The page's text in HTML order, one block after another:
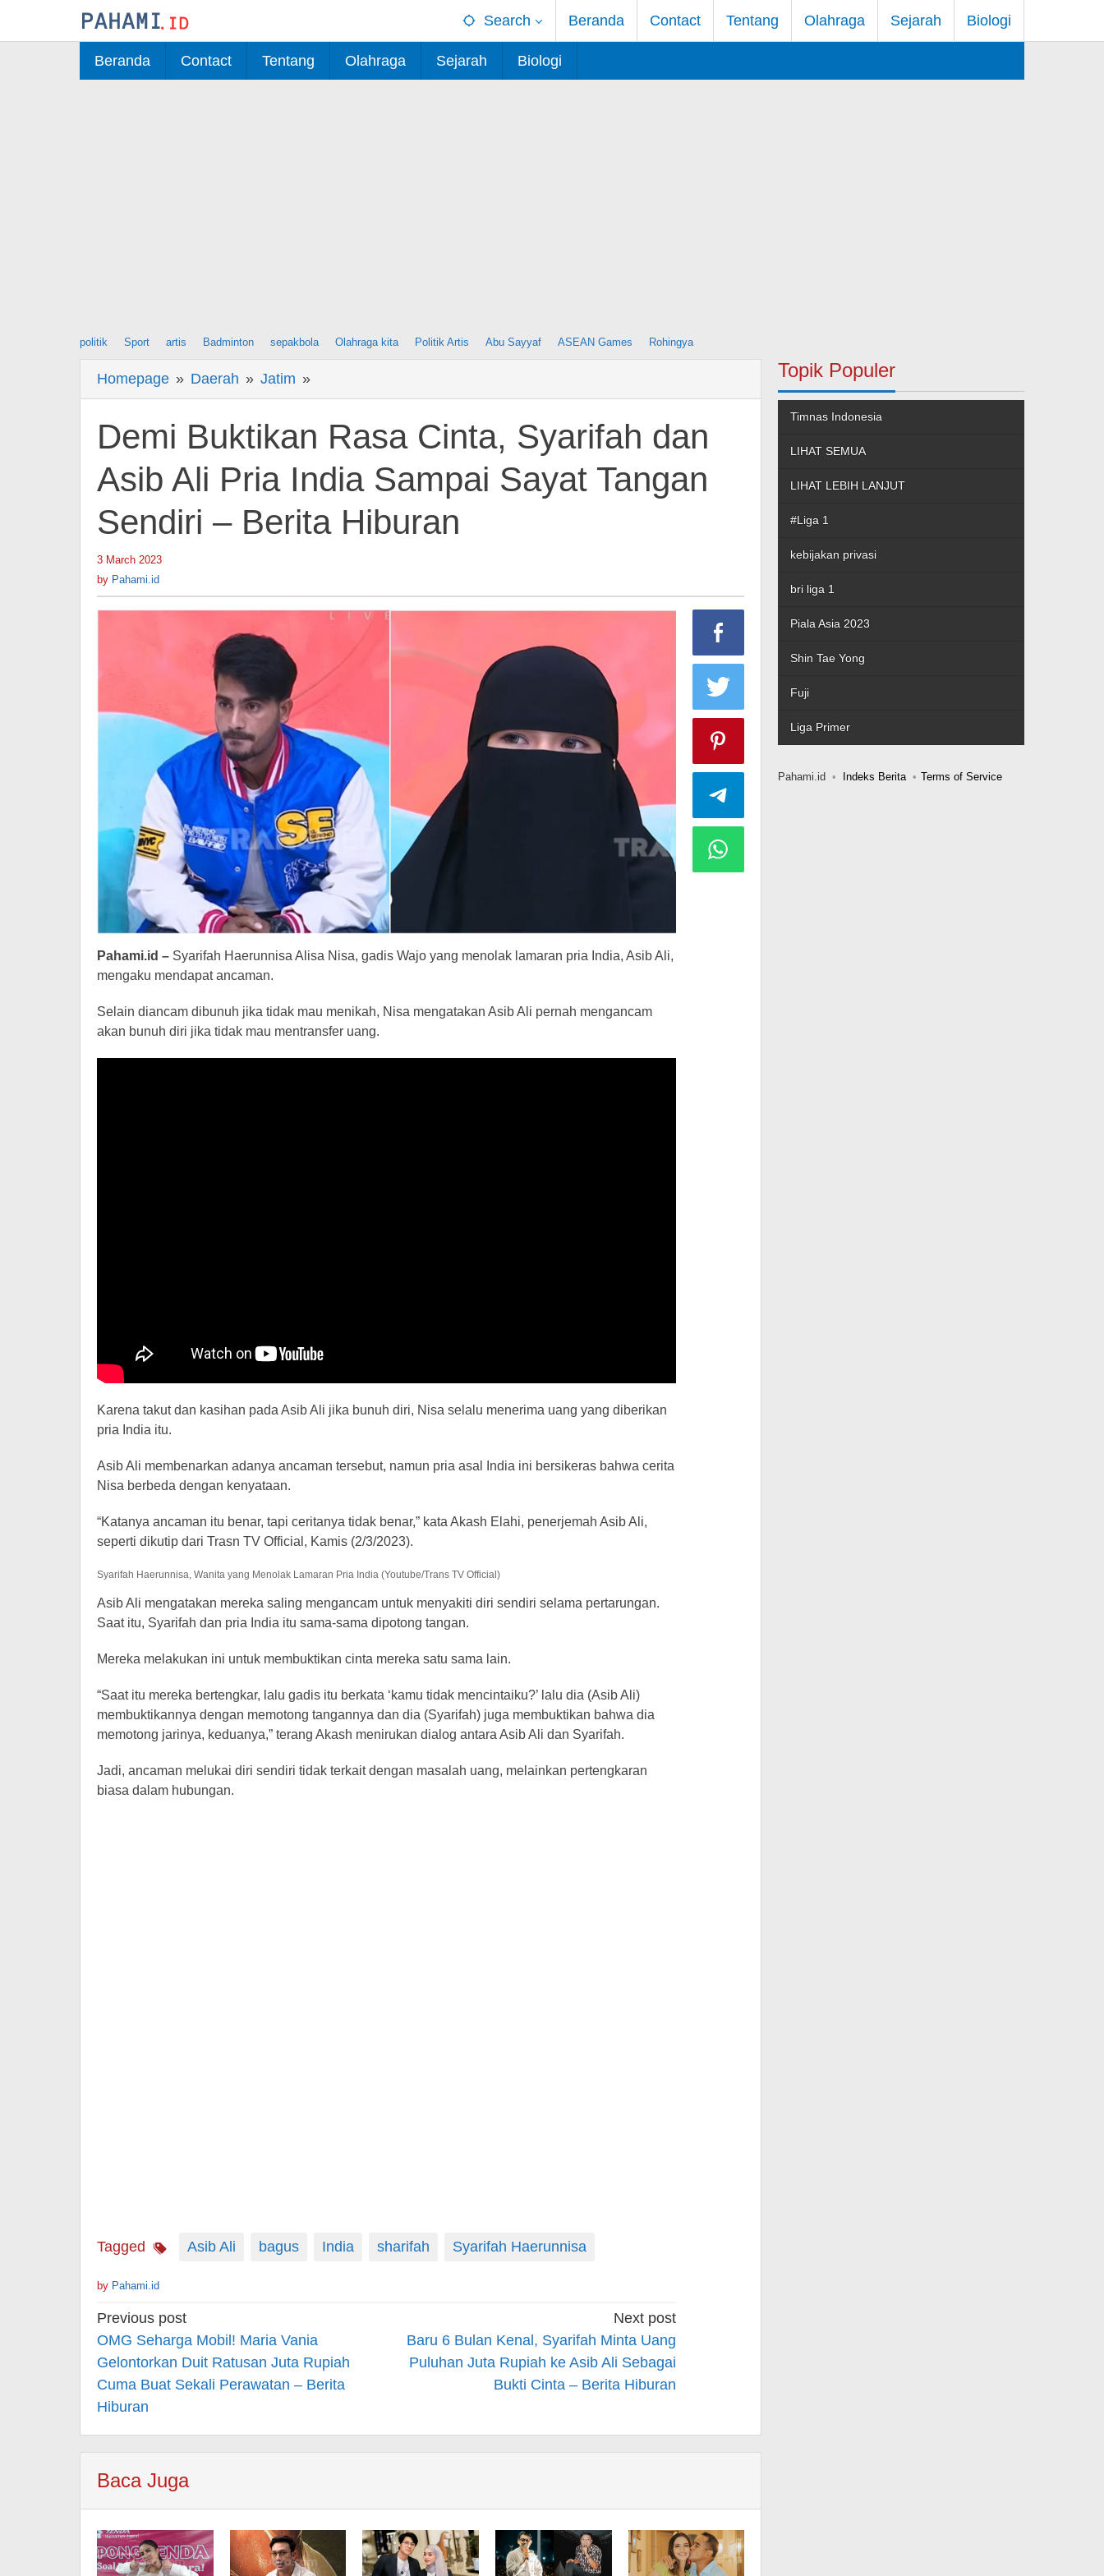
Search Beranda Contact Tentang Olahraga Sejarah Biologi
Beranda Contact Tentang Olahraga Sejarah Biologi
politik Sport artis Badminton sepakbola Olahraga kita Politik Artis Abu Sayyaf ASEAN Games Rohingya
Homepage » Daerah » Jatim »
Buktikan
Rasa
Cinta,
Syarifah
dan
Asib
Ali
Sampai
Sayat
Sendiri
-
Hiburan
Demi Buktikan Rasa Cinta, Syarifah dan
Asib Ali Pria India Sampai Sayat Tangan
Sendiri – Berita Hiburan
3 March 2023
by Pahami.id
Pahami.id – Syarifah Haerunnisa Alisa Nisa, gadis Wajo yang menolak lamaran pria India, Asib Ali,
mengaku mendapat ancaman.
Selain diancam dibunuh jika tidak mau menikah, Nisa mengatakan Asib Ali pernah mengancam
akan bunuh diri jika tidak mau mentransfer uang.
Karena takut dan kasihan pada Asib Ali jika bunuh diri, Nisa selalu menerima uang yang diberikan
pria India itu.
Asib Ali membenarkan adanya ancaman tersebut, namun pria asal India ini bersikeras bahwa cerita
Nisa berbeda dengan kenyataan.
“Katanya ancaman itu benar, tapi ceritanya tidak benar,” kata Akash Elahi, penerjemah Asib Ali,
seperti dikutip dari Trasn TV Official, Kamis (2/3/2023).
Syarifah Haerunnisa, Wanita yang Menolak Lamaran Pria India (Youtube/Trans TV Official)
Asib Ali mengatakan mereka saling mengancam untuk menyakiti diri sendiri selama pertarungan.
Saat itu, Syarifah dan pria India itu sama-sama dipotong tangan.
Mereka melakukan ini untuk membuktikan cinta mereka satu sama lain.
“Saat itu mereka bertengkar, lalu gadis itu berkata ‘kamu tidak mencintaiku?’ lalu dia (Asib Ali)
membuktikannya dengan memotong tangannya dan dia (Syarifah) juga membuktikan bahwa dia
memotong jarinya, keduanya,” terang Akash menirukan dialog antara Asib Ali dan Syarifah.
Jadi, ancaman melukai diri sendiri tidak terkait dengan masalah uang, melainkan pertengkaran
biasa dalam hubungan.
Tagged Asib Ali bagus India sharifah Syarifah Haerunnisa
by Pahami.id
Post
navigation
Previous post
OMG Seharga Mobil! Maria Vania
Gelontorkan Duit Ratusan Juta Rupiah
Cuma Buat Sekali Perawatan – Berita
Hiburan
Next post
Baru 6 Bulan Kenal, Syarifah Minta Uang
Puluhan Juta Rupiah ke Asib Ali Sebagai
Bukti Cinta – Berita Hiburan
Baca Juga
Topik Populer
Timnas Indonesia
LIHAT SEMUA
LIHAT LEBIH LANJUT
#Liga 1
kebijakan privasi
bri liga 1
Piala Asia 2023
Shin Tae Yong
Fuji
Liga Primer
Pahami.id Indeks Berita Terms of Service